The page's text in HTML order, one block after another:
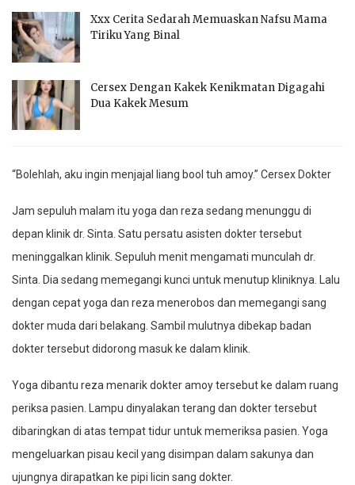
Xxx Cerita Sedarah Memuaskan Nafsu Mama
Tiriku Yang Binal
Cersex Dengan Kakek Kenikmatan Digagahi
Dua Kakek Mesum
“Bolehlah, aku ingin menjajal liang bool tuh amoy.” Cersex Dokter
Jam sepuluh malam itu yoga dan reza sedang menunggu di
depan klinik dr. Sinta. Satu persatu asisten dokter tersebut
meninggalkan klinik. Sepuluh menit mengamati munculah dr.
Sinta. Dia sedang memegangi kunci untuk menutup kliniknya. Lalu
dengan cepat yoga dan reza menerobos dan memegangi sang
dokter muda dari belakang. Sambil mulutnya dibekap badan
dokter tersebut didorong masuk ke dalam klinik.
Yoga dibantu reza menarik dokter amoy tersebut ke dalam ruang
periksa pasien. Lampu dinyalakan terang dan dokter tersebut
dibaringkan di atas tempat tidur untuk memeriksa pasien. Yoga
mengeluarkan pisau kecil yang disimpan dalam sakunya dan
ujungnya dirapatkan ke pipi licin sang dokter.